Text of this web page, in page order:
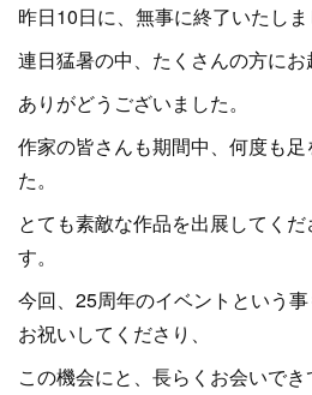
昨日10日に、無事に終了いたしま
連日猛暑の中、たくさんの方にお
ありがどうございました。
作家の皆さんも期間中、何度も
た。
とても素敵な作品を出展してく
す。
今回、25周年のイベントという
お祝いしてくださり、
この機会にと、長らくお会いで